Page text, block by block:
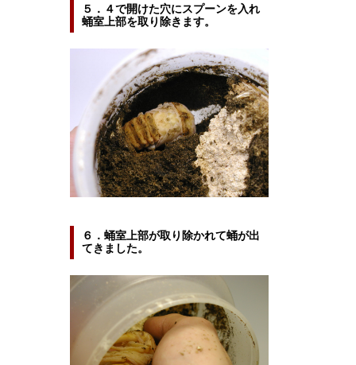
５．４で開けた穴にスプーンを入れ
蛹室上部を取り除きます。
６．蛹室上部が取り除かれて蛹が出
てきました。